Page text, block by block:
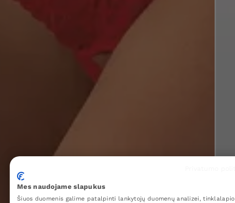
Mes naudojame slapukus
Šiuos duomenis galime patalpinti lankytojų duomenų analizei, tinklalapio